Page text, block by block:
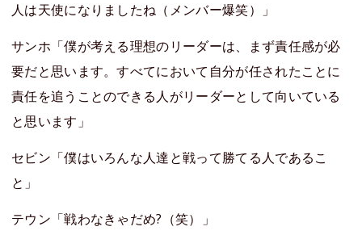
人は天使になりましたね（メンバー爆笑）」
サンホ「僕が考える理想のリーダーは、まず責任感が必
要だと思います。すべてにおいて自分が任されたことに
責任を追うことのできる人がリーダーとして向いている
と思います」
セビン「僕はいろんな人達と戦って勝てる人であるこ
と」
テウン「戦わなきゃだめ?（笑）」